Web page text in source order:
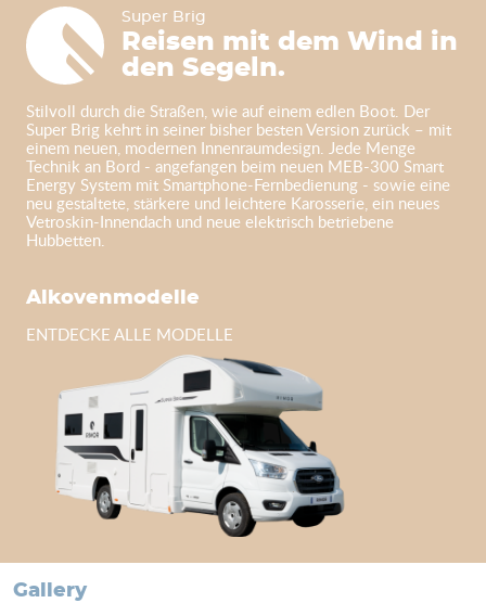
Super Brig
Reisen mit dem Wind in
den Segeln.
Stilvoll durch die Straßen, wie auf einem edlen Boot. Der
Super Brig kehrt in seiner bisher besten Version zurück – mit
einem neuen, modernen Innenraumdesign. Jede Menge
Technik an Bord - angefangen beim neuen MEB-300 Smart
Energy System mit Smartphone-Fernbedienung - sowie eine
neu gestaltete, stärkere und leichtere Karosserie, ein neues
Vetroskin-Innendach und neue elektrisch betriebene
Hubbetten.
Alkovenmodelle
ENTDECKE ALLE MODELLE
Gallery